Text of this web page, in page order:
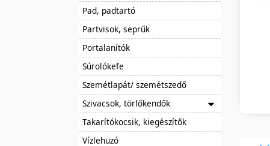
Pad, padtartó
Partvisok, seprűk
Portalanítók
Súrolókefe
Szemétlapát/ szemétszedő
Szivacsok, törlőkendők
Takarítókocsik, kiegészítők
Vízlehuzó